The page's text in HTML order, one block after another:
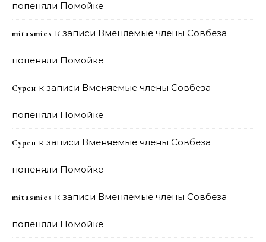
попеняли Помойке
mitasmies к записи Вменяемые члены Совбеза
попеняли Помойке
Сурен к записи Вменяемые члены Совбеза
попеняли Помойке
Сурен к записи Вменяемые члены Совбеза
попеняли Помойке
mitasmies к записи Вменяемые члены Совбеза
попеняли Помойке